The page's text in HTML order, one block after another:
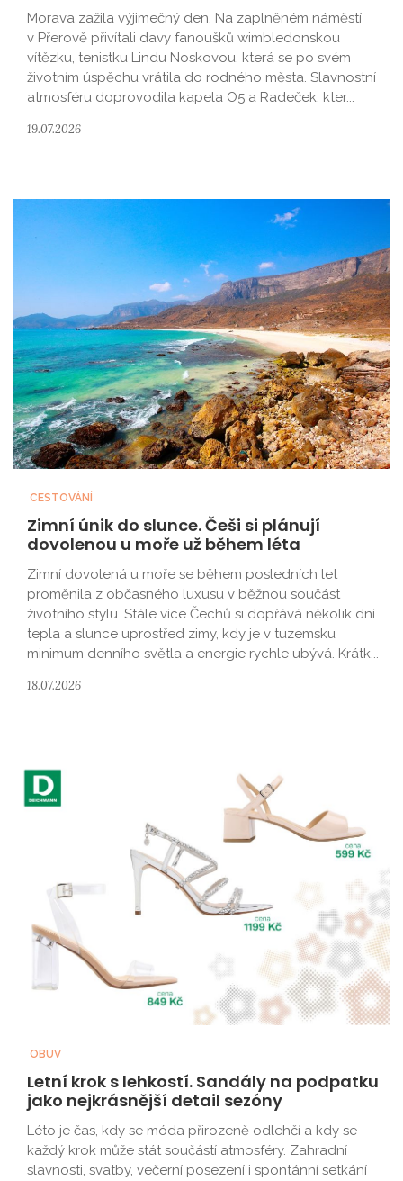
Morava zažila výjimečný den. Na zaplněném náměstí
v Přerově přivítali davy fanoušků wimbledonskou
vítězku, tenistku Lindu Noskovou, která se po svém
životním úspěchu vrátila do rodného města. Slavnostní
atmosféru doprovodila kapela O5 a Radeček, kter...
19.07.2026
CESTOVÁNÍ
Zimní únik do slunce. Češi si plánují
dovolenou u moře už během léta
Zimní dovolená u moře se během posledních let
proměnila z občasného luxusu v běžnou součást
životního stylu. Stále více Čechů si dopřává několik dní
tepla a slunce uprostřed zimy, kdy je v tuzemsku
minimum denního světla a energie rychle ubývá. Krátk...
18.07.2026
OBUV
Letní krok s lehkostí. Sandály na podpatku
jako nejkrásnější detail sezóny
Léto je čas, kdy se móda přirozeně odlehčí a kdy se
každý krok může stát součástí atmosféry. Zahradní
slavnosti, svatby, večerní posezení i spontánní setkání